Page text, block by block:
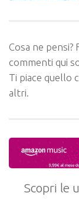
Cosa ne pensi?
commenti qui
Ti piace quello
altri.
Scopri le